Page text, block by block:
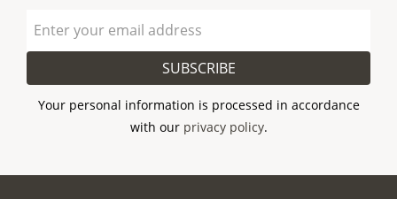
SUBSCRIBE
Your personal information is processed in accordance
with our privacy policy.